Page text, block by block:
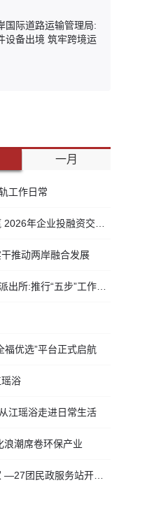
国际道路运输管理局:
设备出境 筑牢跨境运
一月
工作日常
融资交流活动第二期圆满举行
推动两岸融合发展
”工作法 打造新时代“枫”景线
福优选”平台正式启航
浴
江瑶浴走进日常生活
浪潮席卷环保产业
站开展社会救助入户走访活动